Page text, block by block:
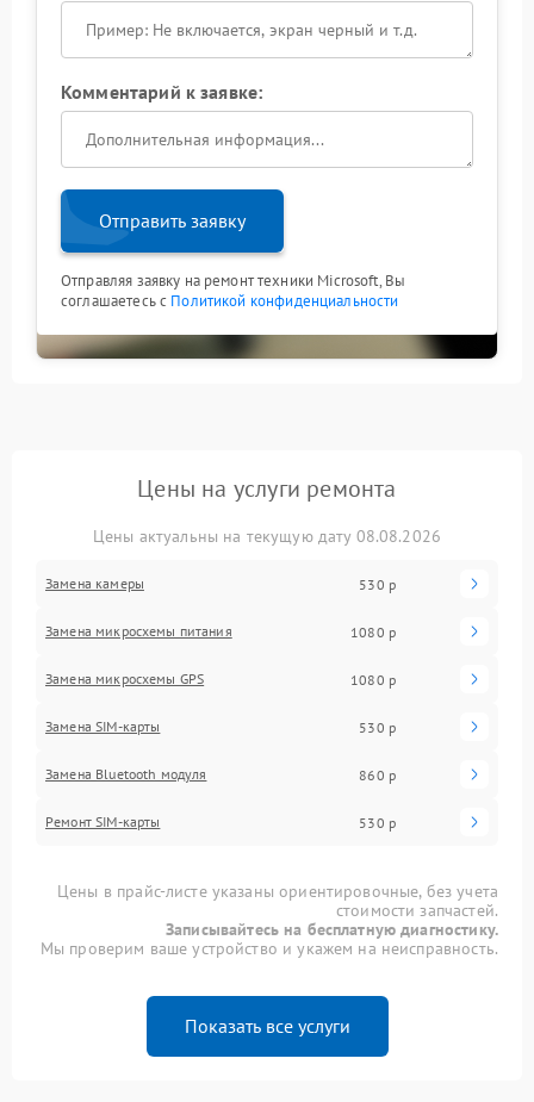
Комментарий к заявке:
Отправить заявку
Отправляя заявку на ремонт техники Microsoft, Вы
соглашаетесь с Политикой конфиденциальности
Цены на услуги ремонта
Цены актуальны на текущую дату 08.08.2026
Замена камеры 530 р
Замена микросхемы питания 1080 р
Замена микросхемы GPS 1080 р
Замена SIM-карты 530 р
Замена Bluetooth модуля 860 р
Ремонт SIM-карты 530 р
Цены в прайс-листе указаны ориентировочные, без учета
стоимости запчастей.
Записывайтесь на бесплатную диагностику.
Мы проверим ваше устройство и укажем на неисправность.
Показать все услуги